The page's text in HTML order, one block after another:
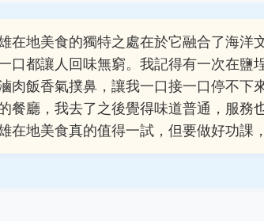
在地美食的獨特之處在於它融合了海洋
口都讓人回味無窮。我記得有一次在鹽
肉飯香氣撲鼻，讓我一口接一口停不下
餐廳，我去了之後覺得味道普通，服務
在地美食真的值得一試，但要做好功課